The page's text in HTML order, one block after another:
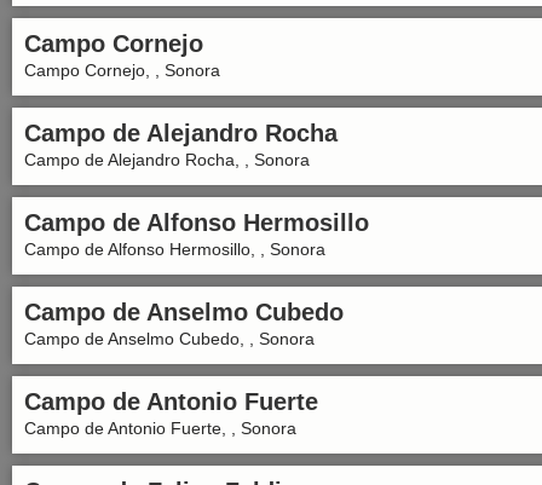
Campo Cornejo
Campo Cornejo, , Sonora
Campo de Alejandro Rocha
Campo de Alejandro Rocha, , Sonora
Campo de Alfonso Hermosillo
Campo de Alfonso Hermosillo, , Sonora
Campo de Anselmo Cubedo
Campo de Anselmo Cubedo, , Sonora
Campo de Antonio Fuerte
Campo de Antonio Fuerte, , Sonora